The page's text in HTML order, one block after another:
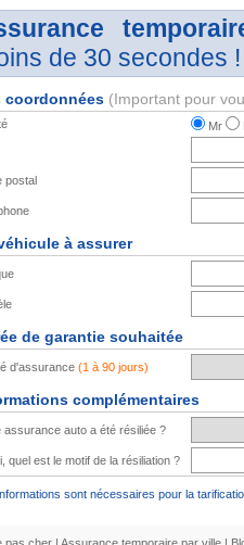
de 30 secondes !
coordonnées (Important pour
Mr
postal
à assurer
de garantie souhaitée
d'assurance (1 à 90 jours)
complémentaires
assurance auto a été résiliée ?
quel est le motif de la résiliation ?
informations sont nécessaires pour la